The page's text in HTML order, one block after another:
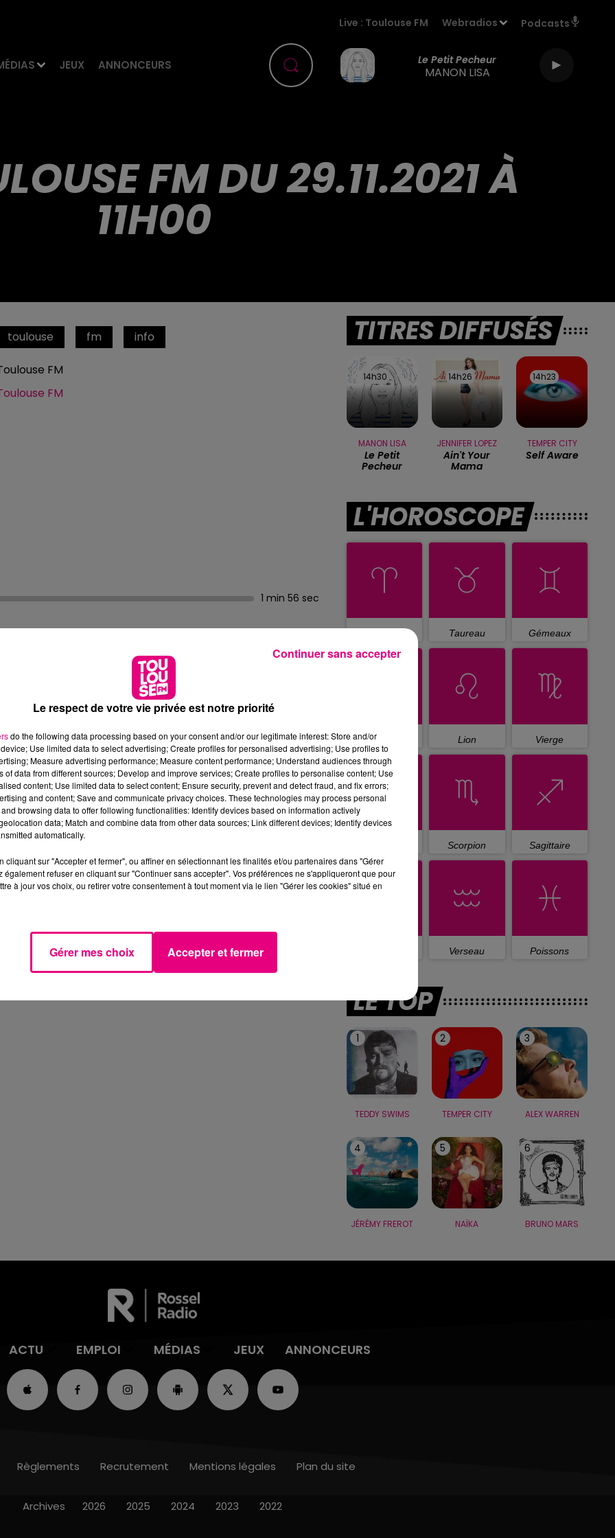
JEUX ANNONCEURS
Live : Toulouse FM Webradios Podcasts
Le Petit Pecheur
MANON LISA
FM DU 29.11.2021 À
11H00
toulouse fm info
FM
FM
1 min 56 sec
TITRES DIFFUSÉS
14h30
14h30
MANON LISA
Le Petit
Pecheur
14h26
14h26
JENNIFER LOPEZ
Ain't Your
Mama
14h23
14h23
TEMPER CITY
Self Aware
L'HOROSCOPE
Taureau Gémeaux
Cancer Lion Vierge
Scorpion Sagittaire
Verseau Poissons
LE TOP
1
TEDDY SWIMS
2
TEMPER CITY
3
ALEX WARREN
4
JÉRÉMY FREROT
5
NAÏKA
6
BRUNO MARS
ACTU EMPLOI MÉDIAS JEUX ANNONCEURS
Règlements Recrutement Mentions légales Plan du site
Archives 2026 2025 2024 2023 2022
Le respect de votre vie privée est notre priorité
do the following data processing based on your consent and/or our legitimate interest: Store and/or
Use limited data to select advertising; Create profiles for personalised advertising; Use profiles to
Measure advertising performance; Measure content performance; Understand audiences through
of data from different sources; Develop and improve services; Create profiles to personalise content; Use
content; Use limited data to select content; Ensure security, prevent and detect fraud, and fix errors;
and content; Save and communicate privacy choices. These technologies may process personal
browsing data to offer following functionalities: Identify devices based on information actively
data; Match and combine data from other data sources; Link different devices; Identify devices
automatically.
cliquant sur "Accepter et fermer", ou affiner en sélectionnant les finalités et/ou partenaires dans "Gérer
également refuser en cliquant sur "Continuer sans accepter". Vos préférences ne s'appliqueront que pour
à jour vos choix, ou retirer votre consentement à tout moment via le lien "Gérer les cookies" situé en
Gérer mes choix Accepter et fermer
Continuer sans accepter